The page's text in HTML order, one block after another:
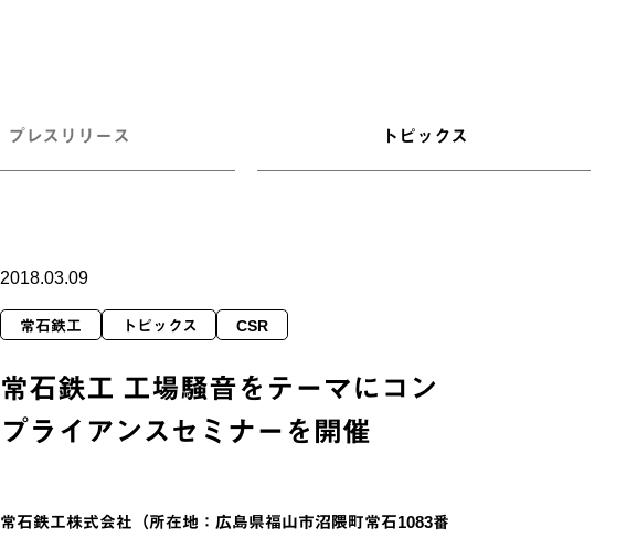
プレスリリース トピックス
2018.03.09
常石鉄工 トピックス CSR
常石鉄工 工場騒音をテーマにコン
プライアンスセミナーを開催
常石鉄工株式会社（所在地：広島県福山市沼隈町常石1083番